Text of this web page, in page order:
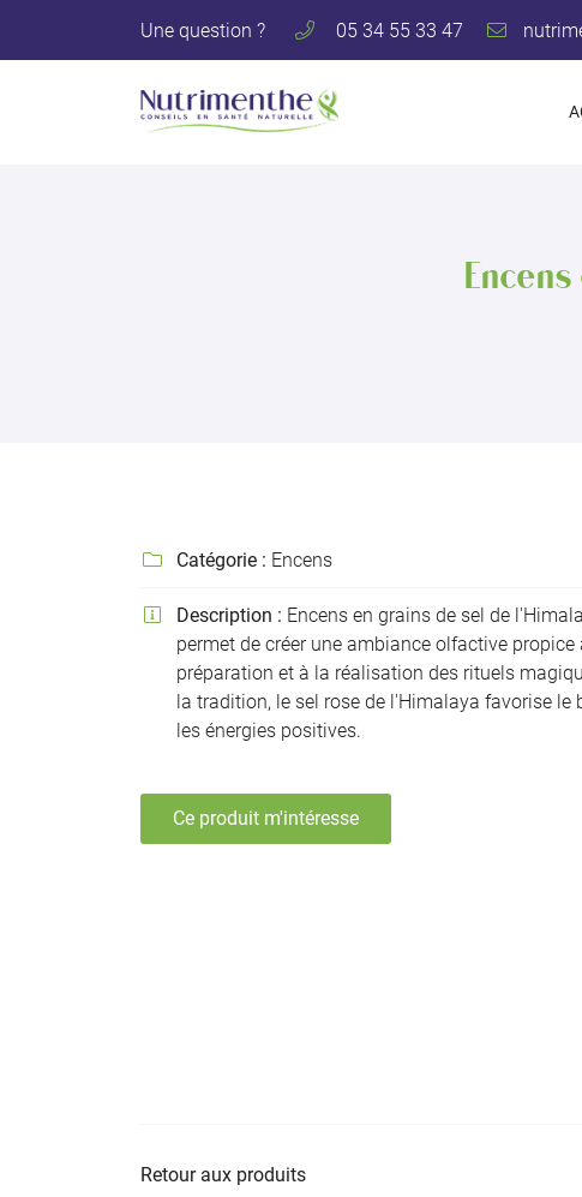
Une question ? 05 34 55 33 47
05 34 55 33 47
Recopier le code ci-contre
Rafraîchir le captcha
En cochant cette case, vous consentez à recevoir nos propositions commerciales à
l'adresse email indiqué ci-dessus. Vous pouvez vous désinscrire à tout moment en
le formulaire de désinscription
 Catégorie : Encens
 Description : Encens en grains de sel de
permet de créer une ambiance olfactive propice
préparation et à la réalisation des rituels
la tradition, le sel rose de l'Himalaya favorise le
les énergies positives.
Ce produit m'intéresse
Retour aux produits